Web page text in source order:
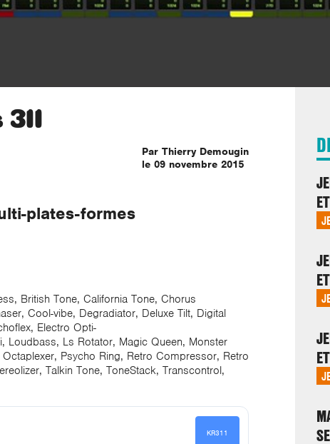
Par Thierry Demougin
le 09 novembre 2015
plates-formes
British Tone, California Tone, Chorus
Cool-vibe, Degradiator, Deluxe Tilt, Digital
Electro Opti-
Loudbass, Ls Rotator, Magic Queen, Monster
Psycho Ring, Retro Compressor, Retro
Talkin Tone, ToneStack, Transcontrol,
KR311